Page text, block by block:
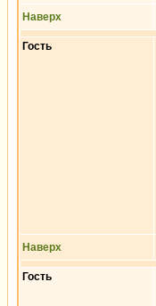
Наверх
Гость
Наверх
Гость